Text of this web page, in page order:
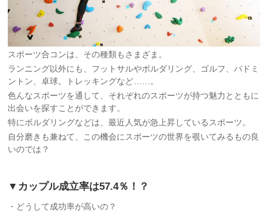
スポーツ合コンは、その種類もさまざま。
ランニング以外にも、フットサルやボルダリング、ゴルフ、バドミ
ントン、卓球。トレッキングなど……。
色んなスポーツを通して、それぞれのスポーツが持つ魅力とともに
出会いを探すことができます。
特にボルダリングなどは、最近人気が急上昇しているスポーツ。
自分磨きも兼ねて、この機会にスポーツの世界を覗いてみるもの良
いのでは？
▼カップル成立率は57.4％！？
・どうして成功率が高いの？